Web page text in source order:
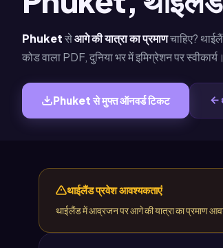
Phuketसेआगे की यात्रा का प्रमाणचाहिए?
कोड वाला PDF, दुनिया भर में इमिग्रेशन पर स्वीकार्य।
Phuket से मुफ्त ऑनवर्ड टिकट
थाईलैंड प्रवेश आवश्यकताएं
थाईलैंड में आव्रजन पर आगे की यात्रा का प्रमाण